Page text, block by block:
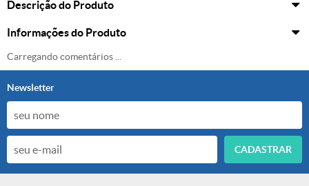
Descrição do Produto
Informações do Produto
Carregando comentários ...
Newsletter
CADASTRAR